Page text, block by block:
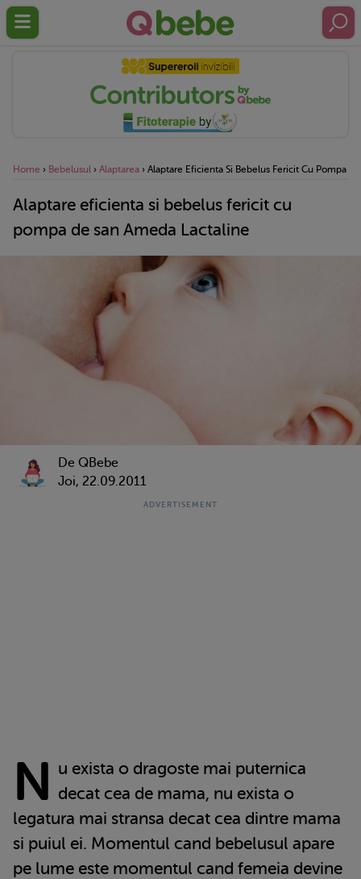
Home › Bebelusul › Alaptarea › Alaptare Eficienta Si Bebelus Fericit Cu Pompa
Alaptare eficienta si bebelus fericit cu
pompa de san Ameda Lactaline
De QBebe
Joi, 22.09.2011
N u exista o dragoste mai puternica
decat cea de mama, nu exista o
legatura mai stransa decat cea dintre mama
si puiul ei. Momentul cand bebelusul apare
pe lume este momentul cand femeia devine